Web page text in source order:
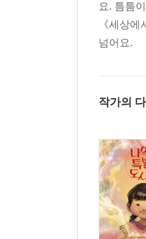
요. 틈틈
《세상
넘어요.
작가의